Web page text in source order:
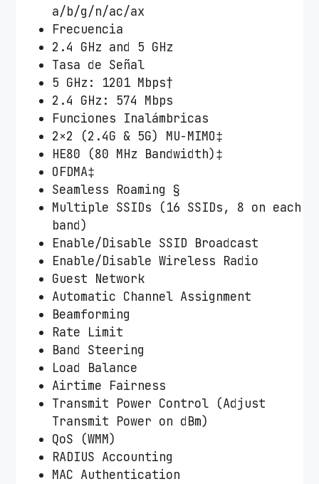
a/b/g/n/ac/ax
Frecuencia
2.4 GHz and 5 GHz
Tasa de Señal
5 GHz: 1201 Mbps†
2.4 GHz: 574 Mbps
Funciones Inalámbricas
2×2 (2.4G & 5G) MU-MIMO‡
HE80 (80 MHz Bandwidth)‡
OFDMA‡
Seamless Roaming §
Multiple SSIDs (16 SSIDs, 8 on each
band)
Enable/Disable SSID Broadcast
Enable/Disable Wireless Radio
Guest Network
Automatic Channel Assignment
Beamforming
Rate Limit
Band Steering
Load Balance
Airtime Fairness
Transmit Power Control (Adjust
Transmit Power on dBm)
QoS (WMM)
RADIUS Accounting
MAC Authentication